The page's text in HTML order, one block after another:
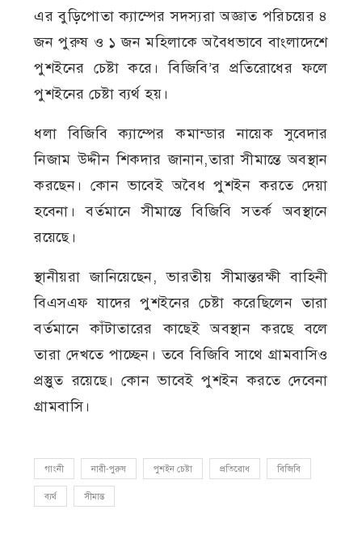
এর বুড়িপোতা ক্যাম্পের সদস্যরা অজ্ঞাত পরিচয়ের ৪
জন পুরুষ ও ১ জন মহিলাকে অবৈধভাবে বাংলাদেশে
পুশইনের চেষ্টা করে। বিজিবি’র প্রতিরোধের ফলে
পুশইনের চেষ্টা ব্যর্থ হয়।
ধলা বিজিবি ক্যাম্পের কমান্ডার নায়েক সুবেদার
নিজাম উদ্দীন শিকদার জানান,তারা সীমান্তে অবস্থান
করছেন। কোন ভাবেই অবৈধ পুশইন করতে দেয়া
হবেনা। বর্তমানে সীমান্তে বিজিবি সতর্ক অবস্থানে
রয়েছে।
স্থানীয়রা জানিয়েছেন, ভারতীয় সীমান্তরক্ষী বাহিনী
বিএসএফ যাদের পুশইনের চেষ্টা করেছিলেন তারা
বর্তমানে কাঁটাতারের কাছেই অবস্থান করছে বলে
তারা দেখতে পাচ্ছেন। তবে বিজিবি সাথে গ্রামবাসিও
প্রস্তুুত রয়েছে। কোন ভাবেই পুশইন করতে দেবেনা
গ্রামবাসি।
গাংনী নারী-পুরুষ পুশইন চেষ্টা প্রতিরোধ বিজিবি
ব্যর্থ সীমান্ত